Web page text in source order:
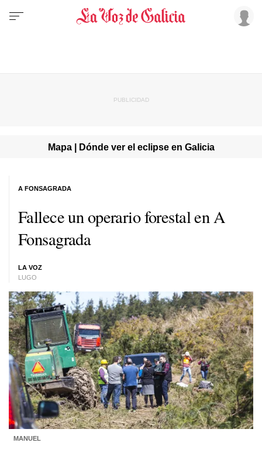
Mapa | Dónde ver el eclipse en Galicia
Fallece un operario forestal en A
Fonsagrada
LA VOZ
LUGO
A FONSAGRADA
MANUEL